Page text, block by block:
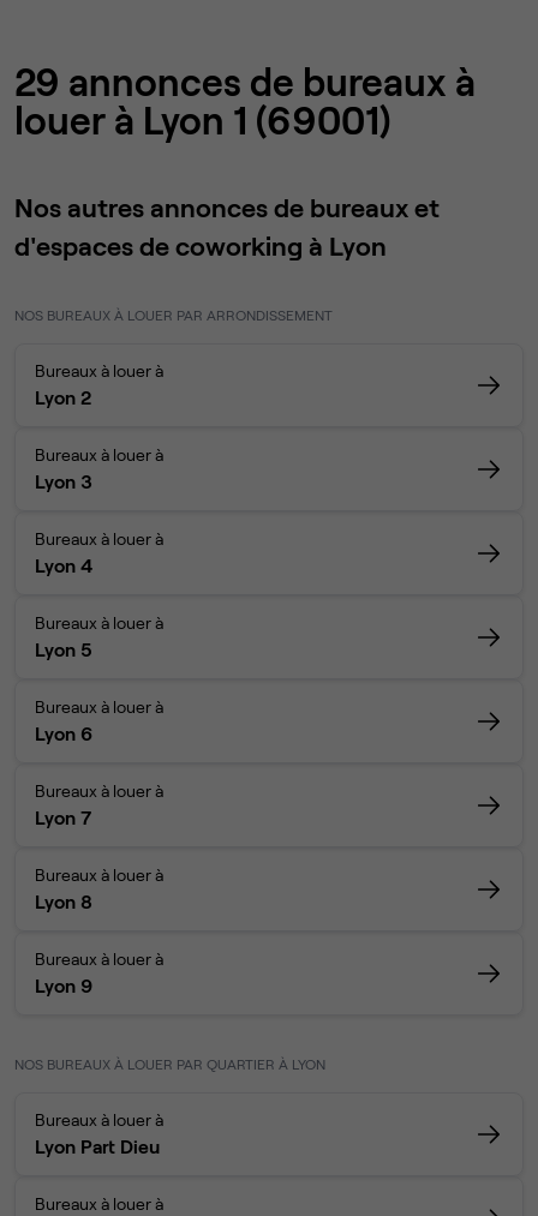
29 annonces de bureaux à
louer à Lyon 1 (69001)
Nos autres annonces de bureaux et
d'espaces de coworking à Lyon
NOS BUREAUX À LOUER PAR ARRONDISSEMENT
Bureaux à louer à
Lyon 2
Bureaux à louer à
Lyon 3
Bureaux à louer à
Lyon 4
Bureaux à louer à
Lyon 5
Bureaux à louer à
Lyon 6
Bureaux à louer à
Lyon 7
Bureaux à louer à
Lyon 8
Bureaux à louer à
Lyon 9
NOS BUREAUX À LOUER PAR QUARTIER À LYON
Bureaux à louer à
Lyon Part Dieu
Bureaux à louer à